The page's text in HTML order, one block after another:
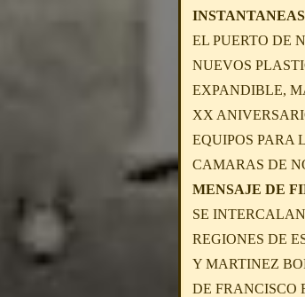
EL PUERTO DE
NUEVOS
EXPANDIBLE,
XX
EQUIPOS PARA
CAMARAS DE
MENSAJE DE
SE
REGIONES DE
Y MARTINEZ
DE FRANCISCO